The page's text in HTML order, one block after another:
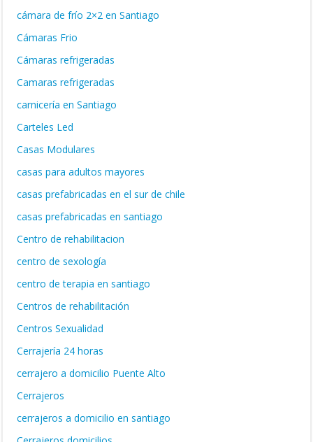
cámara de frío 2×2 en Santiago
Cámaras Frio
Cámaras refrigeradas
Camaras refrigeradas
carnicería en Santiago
Carteles Led
Casas Modulares
casas para adultos mayores
casas prefabricadas en el sur de chile
casas prefabricadas en santiago
Centro de rehabilitacion
centro de sexología
centro de terapia en santiago
Centros de rehabilitación
Centros Sexualidad
Cerrajería 24 horas
cerrajero a domicilio Puente Alto
Cerrajeros
cerrajeros a domicilio en santiago